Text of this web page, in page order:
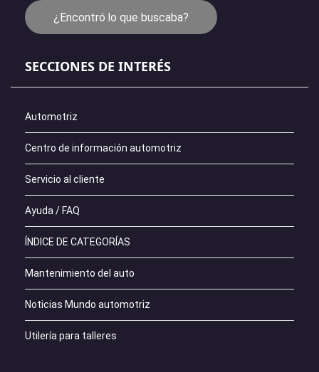
¿Encontró lo que buscaba?
SECCIONES DE INTERÉS
Automotriz
Centro de información automotriz
Servicio al cliente
Ayuda / FAQ
ÍNDICE DE CATEGORÍAS
Mantenimiento del auto
Noticias Mundo automotriz
Utilería para talleres